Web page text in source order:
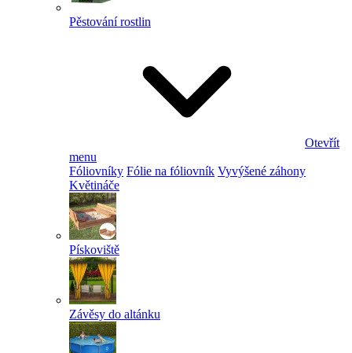
Pěstování rostlin
Otevřít
menu
Fóliovníky Fólie na fóliovník Vyvýšené záhony
Květináče
Pískoviště
Závěsy do altánku